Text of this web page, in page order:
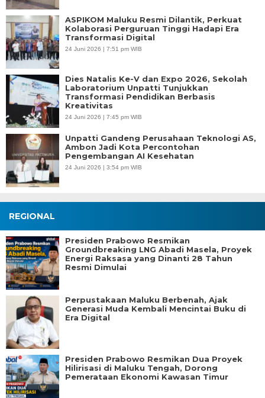
ASPIKOM Maluku Resmi Dilantik, Perkuat
Kolaborasi Perguruan Tinggi Hadapi Era
Transformasi Digital
24 Juni 2026 | 7:51 pm WIB
Dies Natalis Ke-V dan Expo 2026, Sekolah
Laboratorium Unpatti Tunjukkan
Transformasi Pendidikan Berbasis
Kreativitas
24 Juni 2026 | 7:45 pm WIB
Unpatti Gandeng Perusahaan Teknologi AS,
Ambon Jadi Kota Percontohan
Pengembangan AI Kesehatan
24 Juni 2026 | 3:54 pm WIB
REGIONAL
Presiden Prabowo Resmikan
Groundbreaking LNG Abadi Masela, Proyek
Energi Raksasa yang Dinanti 28 Tahun
Resmi Dimulai
Perpustakaan Maluku Berbenah, Ajak
Generasi Muda Kembali Mencintai Buku di
Era Digital
Presiden Prabowo Resmikan Dua Proyek
Hilirisasi di Maluku Tengah, Dorong
Pemerataan Ekonomi Kawasan Timur